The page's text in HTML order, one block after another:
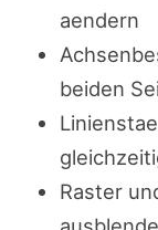
aendern
beiden
Raster